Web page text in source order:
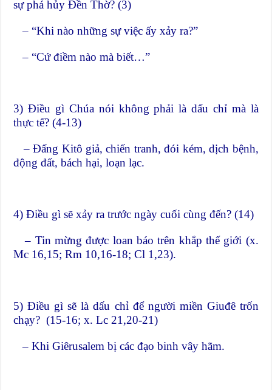
sự phá hủy Đền Thờ? (3)
– “Khi nào những sự việc ấy xảy ra?”
– “Cứ điềm nào mà biết…”
3) Điều gì Chúa nói không phải là dấu chỉ mà là
thực tế? (4-13)
– Đấng Kitô giả, chiến tranh, đói kém, dịch bệnh,
động đất, bách hại, loạn lạc.
4) Điều gì sẽ xảy ra trước ngày cuối cùng đến? (14)
– Tin mừng được loan báo trên khắp thế giới (x.
Mc 16,15; Rm 10,16-18; Cl 1,23).
5) Điều gì sẽ là dấu chỉ để người miền Giuđê trốn
chạy? (15-16; x. Lc 21,20-21)
– Khi Giêrusalem bị các đạo binh vây hãm.